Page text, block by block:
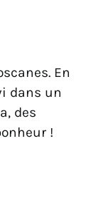
En
dans un
des
!